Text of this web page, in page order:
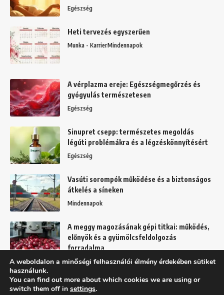
Egészség
Heti tervezés egyszerűen
Munka - KarrierMindennapok
A vérplazma ereje: Egészségmegőrzés és
gyógyulás természetesen
Egészség
Sinupret csepp: természetes megoldás
légúti problémákra és a légzéskönnyítésért
Egészség
Vasúti sorompók működése és a biztonságos
átkelés a síneken
Mindennapok
A meggy magozásának gépi titkai: működés,
előnyök és a gyümölcsfeldolgozás
forradalma
Kert
A weboldalon a minőségi felhasználói élmény érdekében sütiket
használunk.
You can find out more about which cookies we are using or
switch them off in settings.